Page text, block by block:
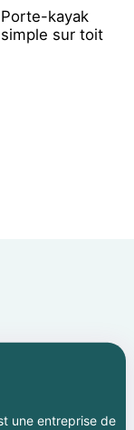
Porte-kayak
simple sur toit
une entreprise de